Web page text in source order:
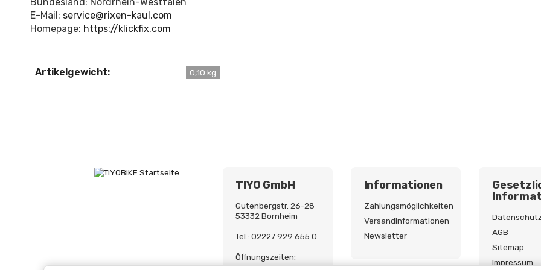
E-Mail: service@rixen-kaul.com
Homepage: https://klickfix.com
Artikelgewicht: 0,10 kg
TIYO GmbH
Gutenbergstr. 26-28
53332 Bornheim
Tel.: 02227 929 655 0
Öffnungszeiten:
Mo-Fr. 09:00 - 17:00
Informationen
Zahlungsmöglichkeiten
Versandinformationen
Newsletter
AGB
Sitemap
Impressum